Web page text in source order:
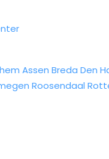
Assen Breda Den
Roosendaal